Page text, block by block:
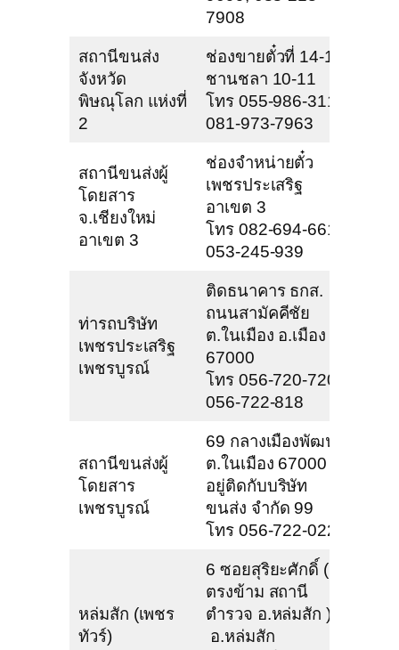
7908
สถานีขนส่ง
จังหวัด
พิษณุโลก แห่งที่
2
ช่องขายตั๋วที่ 14-15
ชานชลา 10-11
โทร 055-986-311,
081-973-7963
สถานีขนส่งผู้
โดยสาร
จ.เชียงใหม่
อาเขต 3
ช่องจำหน่ายตั๋ว
เพชรประเสริฐ
อาเขต 3
โทร 082-694-661,
053-245-939
ท่ารถบริษัท
เพชรประเสริฐ
เพชรบูรณ์
ติดธนาคาร ธกส.
ถนนสามัคคีชัย
ต.ในเมือง อ.เมือง
67000
โทร 056-720-720,
056-722-818
สถานีขนส่งผู้
โดยสาร
เพชรบูรณ์
69 กลางเมืองพัฒนา
ต.ในเมือง 67000
อยู่ติดกับบริษัท
ขนส่ง จำกัด 99
โทร 056-722-022
หล่มสัก (เพชร
ทัวร์)
6 ซอยสุริยะศักดิ์ (
ตรงข้าม สถานี
ตำรวจ อ.หล่มสัก )
อ.หล่มสัก